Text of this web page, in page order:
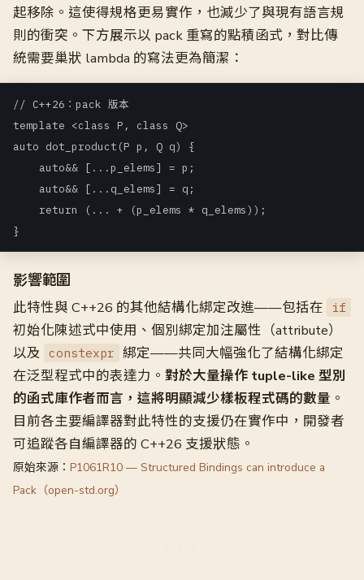
起移除。這使得規格更易實作，也減少了與現有語言規
則的衝突。下方展示以 pack 重寫的點積函式，對比傳
統需要巢狀 lambda 的寫法更為簡潔：
// C++26：pack 版本
template <class P, class Q>
auto dot_product(P p, Q q) {
    auto&& [...p_elems] = p;
    auto&& [...q_elems] = q;
    return (... + (p_elems * q_elems));
影響範圍
此特性與 C++26 的其他結構化綁定改進——包括在 if
初始化陳述式中使用、個別綁定加注屬性（attribute）
以及
constexpr 綁定——共同大幅強化了結構化綁定
在泛型程式中的表達力。 對於大量操作 tuple-like 型別
的函式庫作者而言，這將明顯減少樣板程式碼的數量 。
目前各主要編譯器對此特性的支援仍在實作中，開發者
可追蹤各自編譯器的 C++26 支援狀態。
原始來源： P1061R10 — Structured Bindings can introduce a
Pack（open-std.org）